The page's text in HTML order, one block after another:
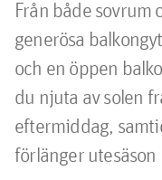
Från både sovrum
generösa
och en öppen
du njuta av solen
eftermiddag,
förlänger utesäson